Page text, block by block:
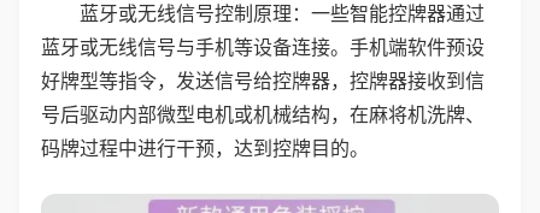
蓝牙或无线信号控制原理：一些智能控牌器通过
蓝牙或无线信号与手机等设备连接。手机端软件预设
好牌型等指令，发送信号给控牌器，控牌器接收到信
号后驱动内部微型电机或机械结构，在麻将机洗牌、
码牌过程中进行干预，达到控牌目的。